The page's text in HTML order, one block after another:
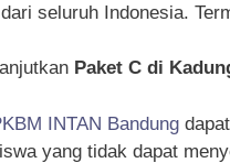
seluruh Indonesia.
Paket C di
INTAN Bandung
yang tidak dapat